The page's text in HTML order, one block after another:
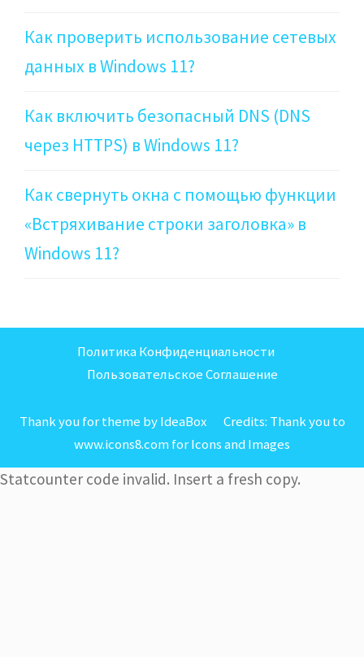
Как проверить использование сетевых
данных в Windows 11?
Как включить безопасный DNS (DNS
через HTTPS) в Windows 11?
Как свернуть окна с помощью функции
«Встряхивание строки заголовка» в
Windows 11?
Политика Конфиденциальности
Пользовательское Соглашение
Thank you for theme by IdeaBox Credits: Thank you to
www.icons8.com for IconsandImages
Statcounter code invalid. Insert a fresh copy.